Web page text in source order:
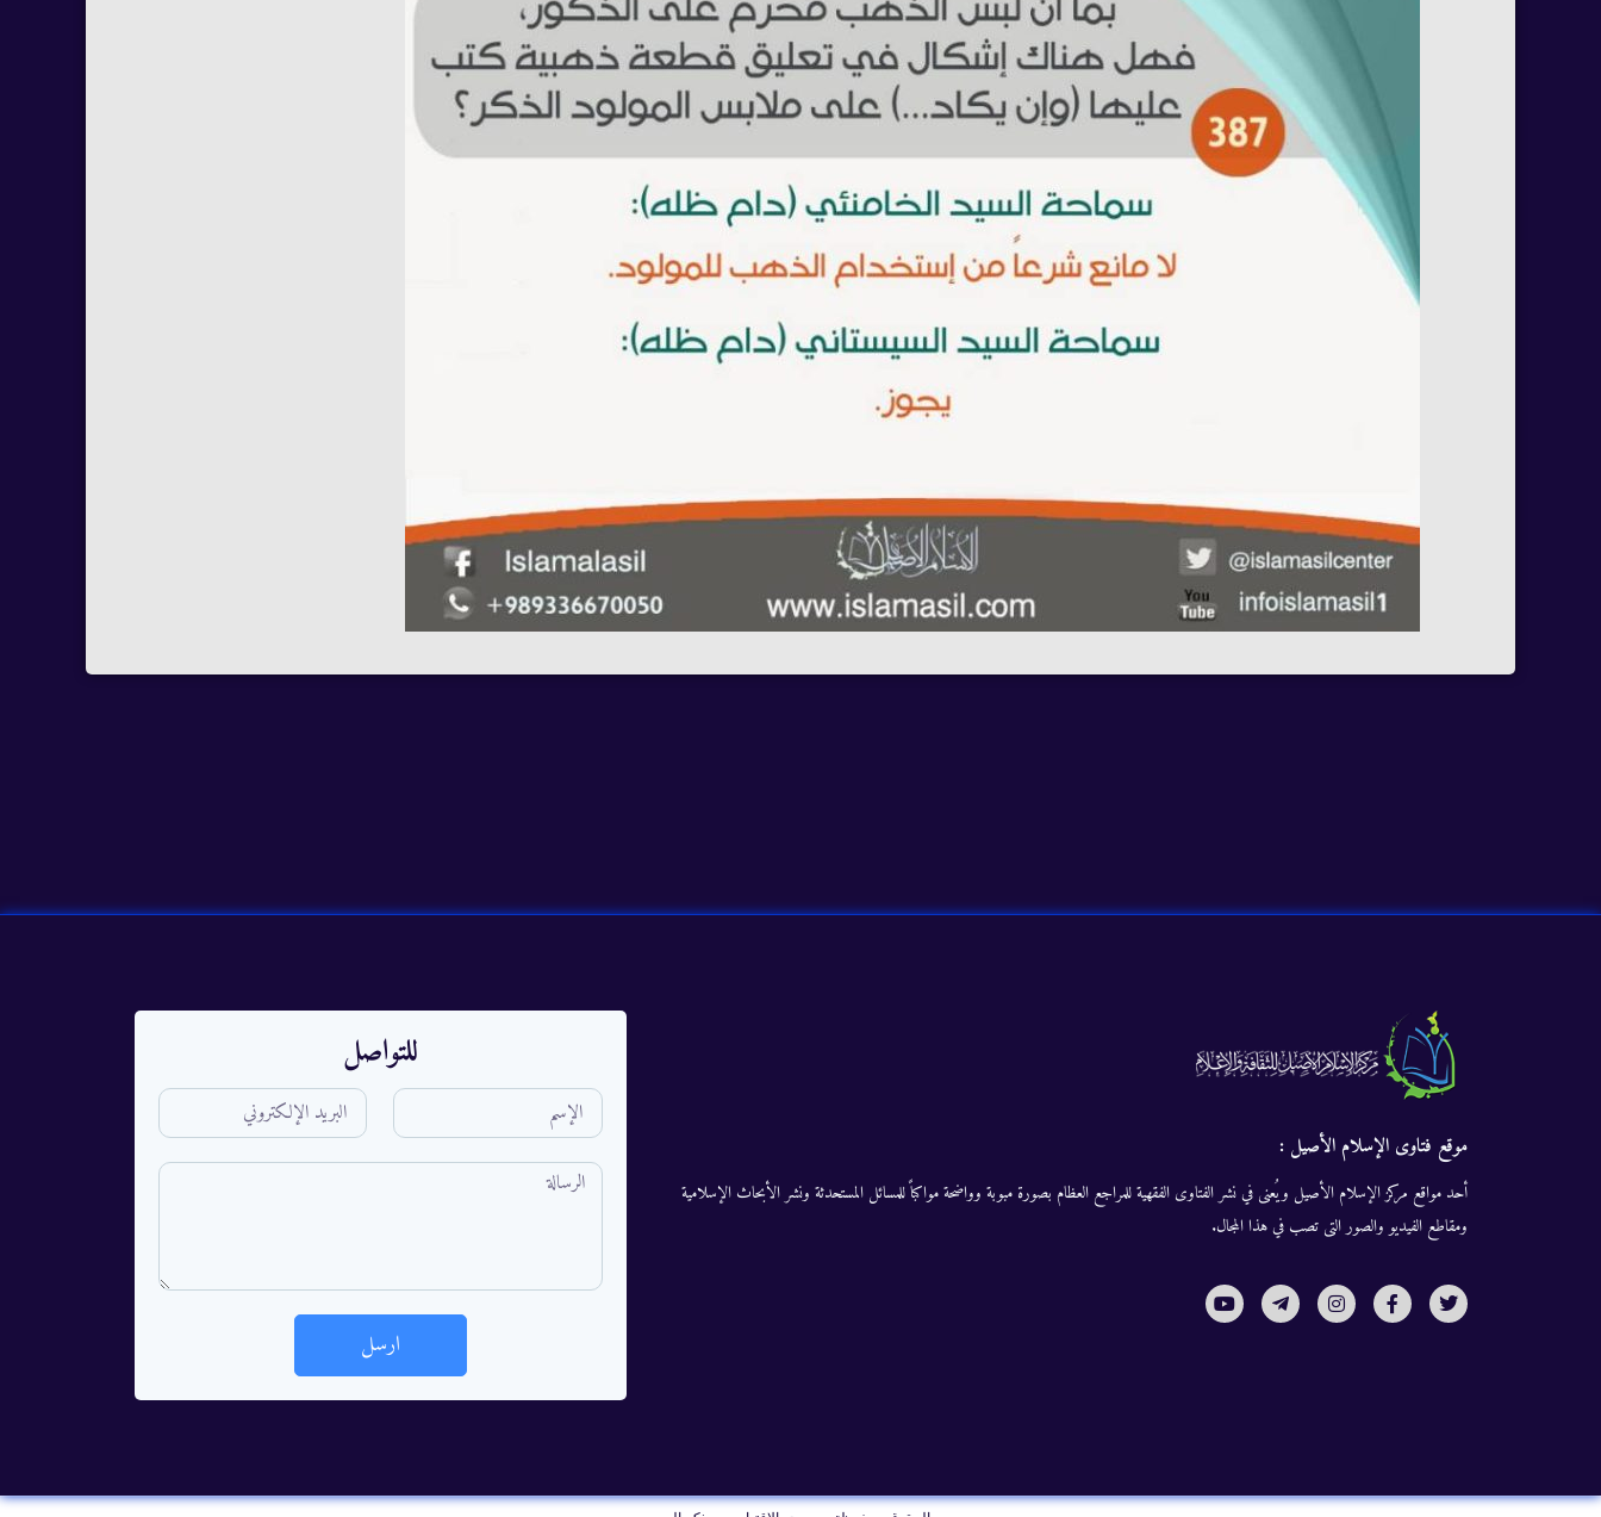
موقع فتاوى الإسلام الأصيل :
أحد مواقع مركز الإسلام الأصيل ويُعنى في نشر الفتاوى الفقهية للمراجع العظام بصورة مبوبة وواضحة مواكباً للمسائل المستحدثة ونشر الأبحاث الإسلامية
ومقاطع الفيديو والصور التى تصب في هذا المجال.
للتواصل
ارسل